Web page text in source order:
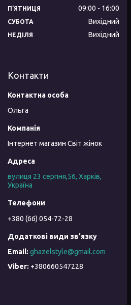
ПʼЯТНИЦЯ 09:00 16:00
СУБОТА Вихідний
НЕДІЛЯ Вихідний
Контакти
Ольга
Інтернет магазин Світ жінок
вулиця 23 серпня,56, Харків,
Україна
+380 (66) 054-72-28
ghazelstyle@gmail.com
+380660547228